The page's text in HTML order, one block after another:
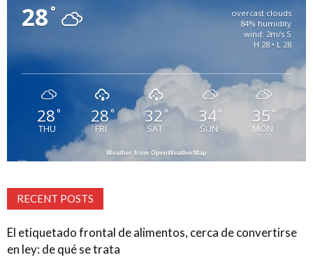
28°
overcast clouds
84% humidity
wind: 2m/s S
H 28 • L 28
28°
THU
28°
FRI
32 °
SAT
34°
SUN
35 °
MON
Weather from OpenWeatherMap
RECENT POSTS
El etiquetado frontal de alimentos, cerca de convertirse
en ley: de qué se trata